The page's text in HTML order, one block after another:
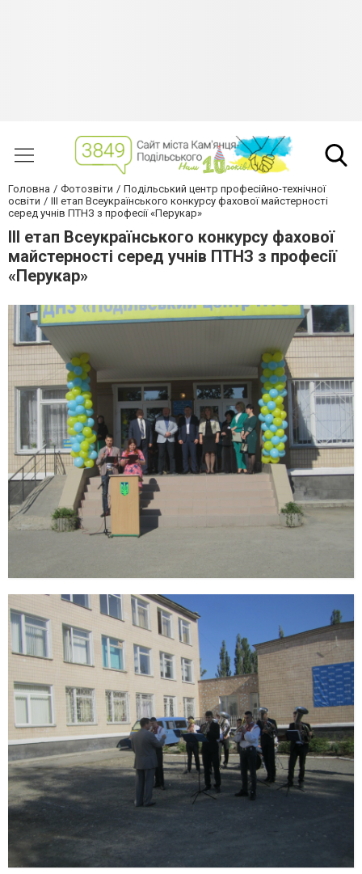
Головна Фотозвіти
Подільський центр професійно-технічної
освіти
III етап Всеукраїнського конкурсу фахової майстерності
серед учнів ПТНЗ з професії «Перукар»
III етап Всеукраїнського конкурсу фахової
майстерності серед учнів ПТНЗ з професії
«Перукар»